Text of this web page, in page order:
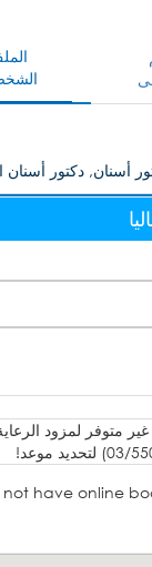
أسنان, دكتور أسنان
متوفر لمزود
not have online